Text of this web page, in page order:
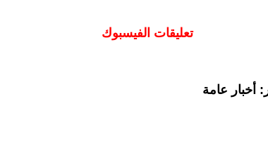
تعليقات الفيسبوك
أخبار عامة